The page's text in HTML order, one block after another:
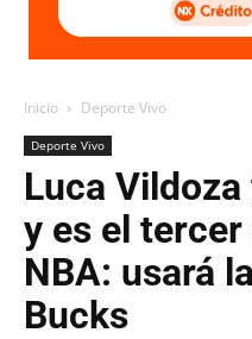
Inicio Deporte Vivo
Deporte Vivo
Luca
y es el
NBA: usará
Bucks